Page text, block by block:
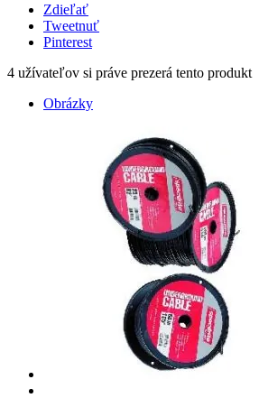
Zdieľať
Tweetnuť
Pinterest
0 užívateľov si práve prezerá tento produkt
Obrázky